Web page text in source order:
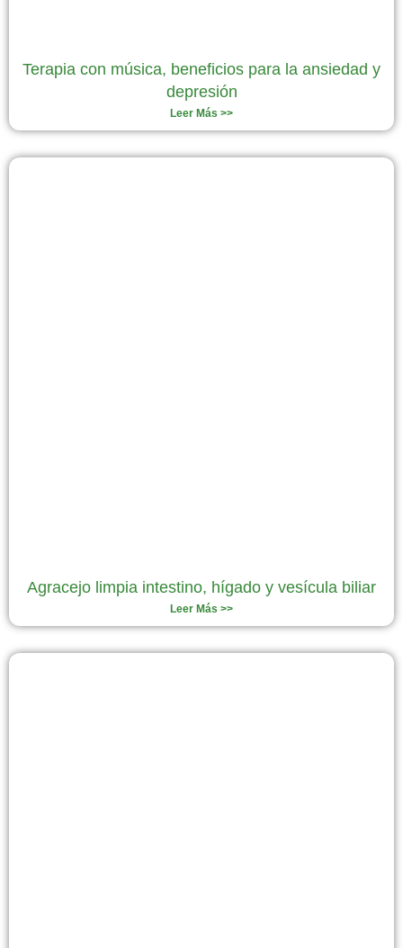
Terapia con música, beneficios para la ansiedad y
depresión
Leer Más >>
Agracejo limpia intestino, hígado y vesícula biliar
Leer Más >>